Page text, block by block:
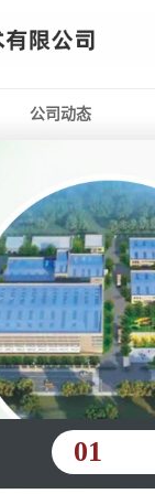
公司动态
01